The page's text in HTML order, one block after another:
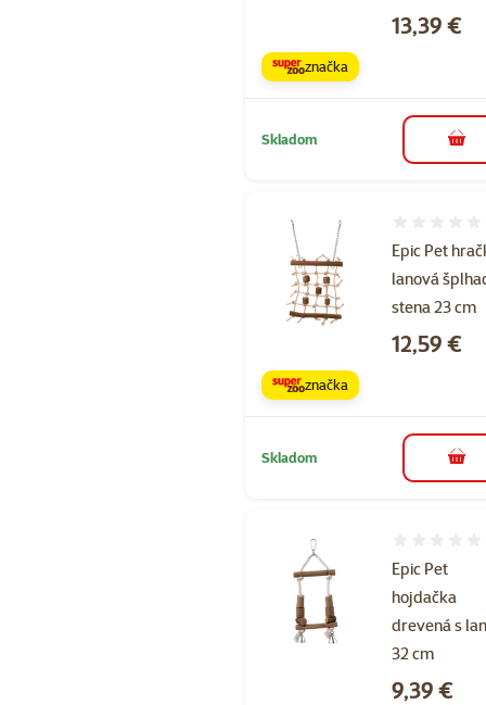
Cena
13,39 €
značka
Skladom do
Epic Pet
lanová
stena 23 cm
Cena
12,59 €
značka
Skladom do
Epic Pet
hojdačka
drevená s
32 cm
Cena
9,39 €